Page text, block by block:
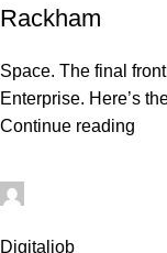
Rackham
Space. The final
Enterprise. Here’s
Continue reading
Digitaljob